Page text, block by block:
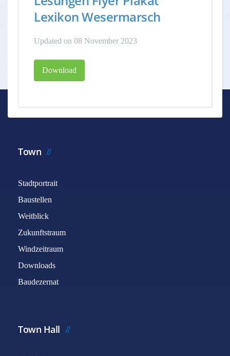
Lexikon Wesermarsch
Updated on 08 November 2023
Download
Town
Stadtportrait
Baustellen
Weitblick
Zukunftstraum
Windzeitraum
Downloads
Baudezernat
Town Hall